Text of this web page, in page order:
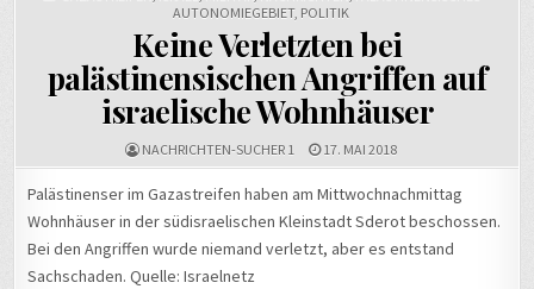
AUTONOMIEGEBIET, POLITIK
Keine Verletzten bei
palästinensischen Angriffen auf
israelische Wohnhäuser
NACHRICHTEN-SUCHER 1 17. MAI 2018
Palästinenser im Gazastreifen haben am Mittwochnachmittag
Wohnhäuser in der südisraelischen Kleinstadt Sderot beschossen.
Bei den Angriffen wurde niemand verletzt, aber es entstand
Sachschaden. Quelle: Israelnetz